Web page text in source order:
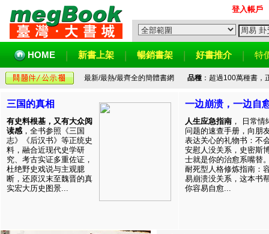
登入帳戶
HOME 新書上架 暢銷書架 好書推介 特
最新/最熱/最齊全的簡體書網 品種：超過100萬種書，
三国的真相
有史料根基，又有大众阅
读感 ，全书参照《三国
志》《后汉书》等正统史
料，融合近现代史学研
究、考古实证多重佐证，
杜绝野史戏说与主观臆
断，还原汉末至魏晋的真
实宏大历史图景...
一边崩溃，一边自
人生应急指南 ， 日常情
问题的速查手册，向朋
表达关心的礼物书：不
安慰人没关系，史密斯
士就是你的治愈系嘴替
耐死型人格修炼指南：
易崩溃没关系，这本书
你容易自愈...